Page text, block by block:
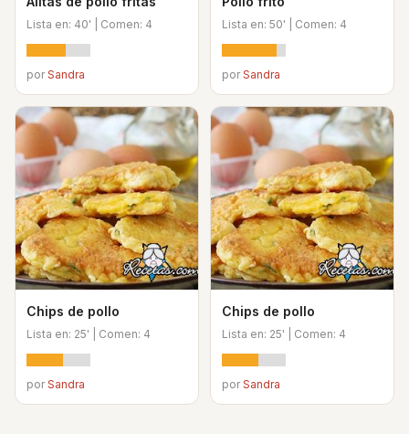
Lista en: 40' | Comen: 4
porSandra
Lista en: 50' | Comen: 4
porSandra
Chips de pollo
Lista en: 25' | Comen: 4
porSandra
Chips de pollo
Lista en: 25' | Comen: 4
porSandra